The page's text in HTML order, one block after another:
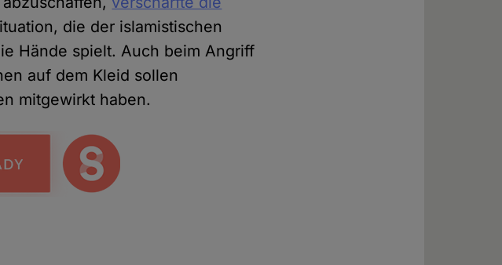
die der islamistischen
Hände spielt. Auch beim Angriff
auf dem Kleid sollen
mitgewirkt haben.